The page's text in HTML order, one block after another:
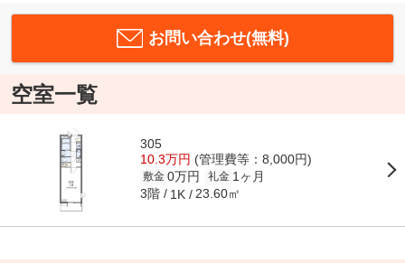
お問い合わせ(無料)
空室一覧
305
10.3万円 (管理費等：8,000円)
敷金 0万円 礼金 1ヶ月
3階 1K 23.60㎡